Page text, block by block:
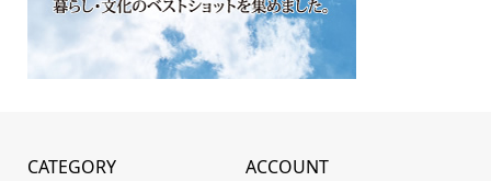
CATEGORY ACCOUNT